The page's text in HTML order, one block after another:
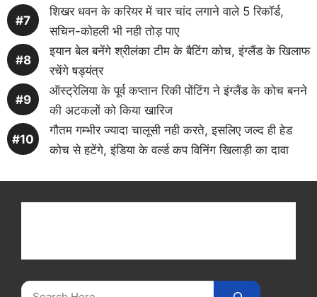
शिखर धवन के करियर में चार चांद लगाने वाले 5 रिकॉर्ड,
सचिन-कोहली भी नही तोड़ पाए
इयान बेल बनेंगे श्रीलंका टीम के बैटिंग कोच, इंग्लैंड के खिलाफ
रचेंगे षड्यंत्र
ऑस्ट्रेलिया के पूर्व कप्तान रिकी पोंटिंग ने इंग्लैंड के कोच बनने
की अटकलों को किया खारिज
गौतम गम्भीर ज्यादा चालूसी नही करते, इसलिए जल्द ही हेड
कोच से हटेंगे, इंडिया के वर्ल्ड कप विनिंग खिलाड़ी का दावा
Search